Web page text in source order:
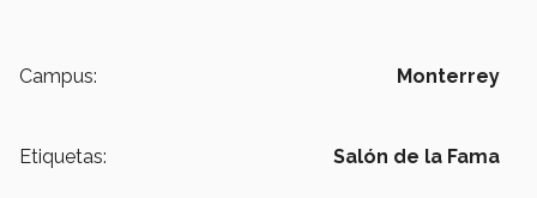
Campus: Monterrey
Etiquetas: Salón de la Fama